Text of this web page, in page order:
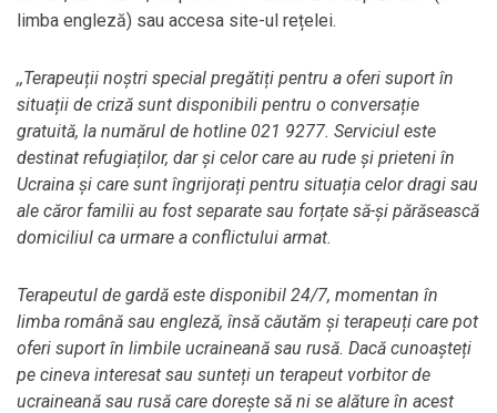
limba engleză) sau accesa site-ul rețelei.
,,Terapeuții noștri special pregătiți pentru a oferi suport în
situații de criză sunt disponibili pentru o conversație
gratuită, la numărul de hotline 021 9277. Serviciul este
destinat refugiaților, dar și celor care au rude și prieteni în
Ucraina și care sunt îngrijorați pentru situația celor dragi sau
ale căror familii au fost separate sau forțate să-și părăsească
domiciliul ca urmare a conflictului armat.
Terapeutul de gardă este disponibil 24/7, momentan în
limba română sau engleză, însă căutăm și terapeuți care pot
oferi suport în limbile ucraineană sau rusă. Dacă cunoașteți
pe cineva interesat sau sunteți un terapeut vorbitor de
ucraineană sau rusă care dorește să ni se alăture în acest